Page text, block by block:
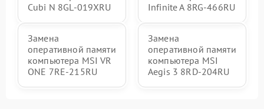
Cubi N 8GL-019XRU
Infinite A 8RG-466RU
Замена
оперативной памяти
компьютера MSI VR
ONE 7RE-215RU
Замена
оперативной памяти
компьютера MSI
Aegis 3 8RD-204RU